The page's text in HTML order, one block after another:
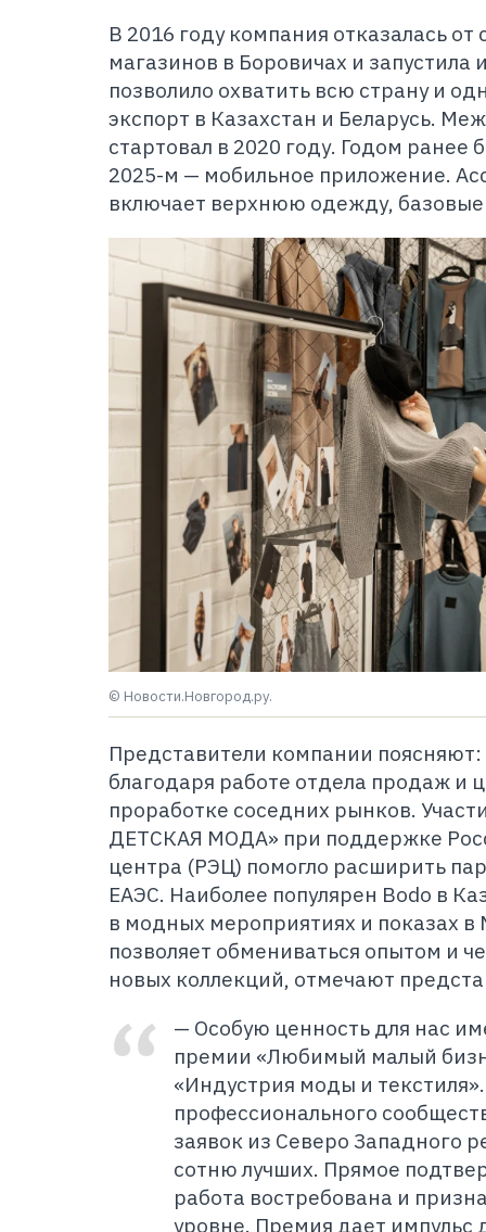
В 2016 году компания отказалась
магазинов в Боровичах и запустила
позволило охватить всю страну и
экспорт в Казахстан и Беларусь.
стартовал в 2020 году. Годом ранее
2025-м — мобильное приложение.
включает верхнюю одежду,
© Новости.Новгород.ру.
Представители компании поясняют:
благодаря работе отдела продаж и
проработке соседних рынков.
ДЕТСКАЯ МОДА» при поддержке
центра (РЭЦ) помогло расширить
ЕАЭС. Наиболее популярен Bodo в
в модных мероприятиях и показах в
позволяет обмениваться опытом и
новых коллекций, отмечают
— Особую ценность для нас
премии «Любимый малый
«Индустрия моды и
профессионального
заявок из Северо Западного
сотню лучших. Прямое
работа востребована и
уровне. Премия дает импульс